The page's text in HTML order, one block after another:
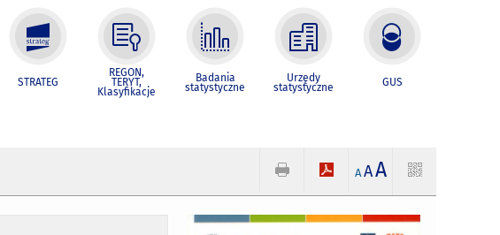
STRATEG
REGON,
TERYT,
Klasyfikacje
Badania
statystyczne
Urzędy
statystyczne GUS
A AA